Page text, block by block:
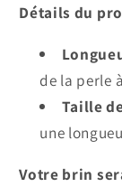
Détails du
de la perle
Taille
une
Votre brin